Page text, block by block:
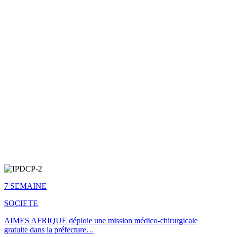
7 SEMAINE
SOCIETE
AIMES AFRIQUE déploie une mission médico-chirurgicale
gratuite dans la préfecture…